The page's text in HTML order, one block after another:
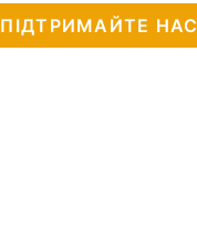
ПІДТРИМАЙТЕ НАС